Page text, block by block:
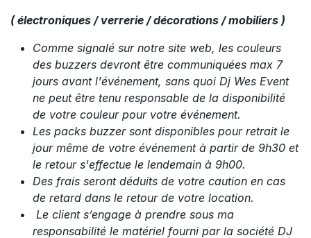
( électroniques / verrerie / décorations / mobiliers )
Comme signalé sur notre site web, les couleurs
des buzzers devront être communiquées max 7
jours avant l'événement, sans quoi Dj Wes Event
ne peut être tenu responsable de la disponibilité
de votre couleur pour votre événement.
Les packs buzzer sont disponibles pour retrait le
jour même de votre événement à partir de 9h30 et
le retour s'effectue le lendemain à 9h00.
Des frais seront déduits de votre caution en cas
de retard dans le retour de votre location.
Le client s’engage à prendre sous ma
responsabilité le matériel fourni par la société DJ